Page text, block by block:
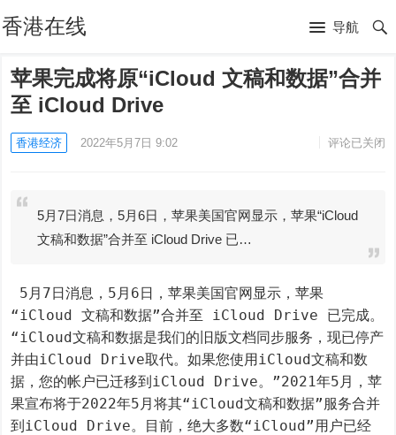
香港在线 导航
苹果完成将原“iCloud 文稿和数据”合并
至 iCloud Drive
香港经济 2022年5月7日 9:02 评论已关闭
5月7日消息，5月6日，苹果美国官网显示，苹果“iCloud
文稿和数据”合并至 iCloud Drive 已…
“iCloud 文稿和数据”合并至 iCloud Drive 已完成。
“iCloud文稿和数据是我们的旧版文档同步服务，现已停产
并由iCloud Drive取代。如果您使用iCloud文稿和数
据，您的帐户已迁移到iCloud Drive。”2021年5月，苹
果宣布将于2022年5月将其“iCloud文稿和数据”服务合并
到iCloud Drive。目前，绝大多数“iCloud”用户已经